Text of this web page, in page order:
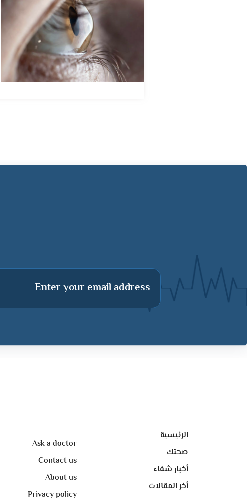
Enter your email address
الرئيسية
صحتك
أخبار شفاء
أخر المقالات
Ask a doctor
Contact us
About us
Privacy policy